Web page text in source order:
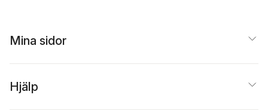
Mina sidor
Hjälp